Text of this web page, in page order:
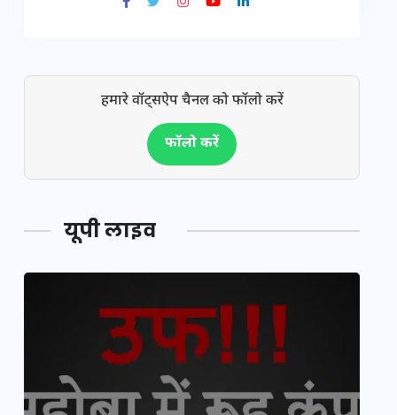
हमारे वॉट्सऐप चैनल को फॉलो करें
फॉलो करें
यूपी लाइव